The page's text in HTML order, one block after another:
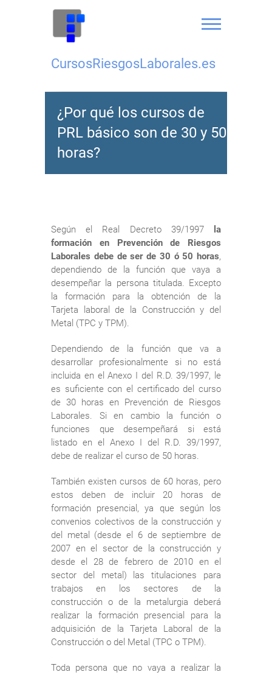
contenido
CursosRiesgosLaborales.es
¿Por qué los cursos de
PRL básico son de 30 y 50
horas?
Según el Real Decreto 39/1997
la
formación en Prevención de Riesgos
Laborales debe de ser de 30 ó 50 horas,
dependiendo de la función que vaya a
desempeñar la persona titulada. Excepto
la formación para la obtención de la
Tarjeta laboral de la Construcción y del
Metal (TPC y TPM).
Dependiendo de la función que va a
desarrollar profesionalmente si no está
incluida en el Anexo I del R.D. 39/1997, le
es suficiente con el certificado del curso
de 30 horas en Prevención de Riesgos
Laborales. Si en cambio la función o
funciones que desempeñará si está
listado en el Anexo I del R.D. 39/1997,
debe de realizar el curso de 50 horas.
También existen cursos de 60 horas, pero
estos deben de incluir 20 horas de
formación presencial, ya que según los
convenios colectivos de la construcción y
del metal (desde el 6 de septiembre de
2007 en el sector de la construcción y
desde el 28 de febrero de 2010 en el
sector del metal) las titulaciones para
trabajos en los sectores de la
construcción o de la metalurgia deberá
realizar la formación presencial para la
adquisición de la Tarjeta Laboral de la
Construcción o del Metal (TPC o TPM).
Toda persona que no vaya a realizar la